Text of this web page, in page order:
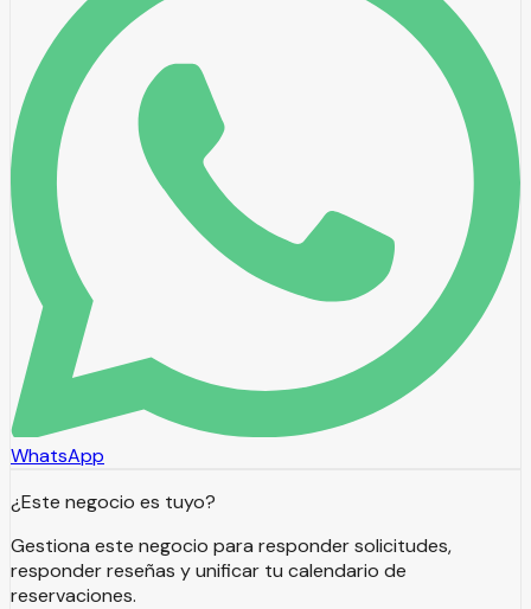
WhatsApp
¿Este negocio es tuyo?
Gestiona este negocio para responder solicitudes,
responder reseñas y unificar tu calendario de
reservaciones.